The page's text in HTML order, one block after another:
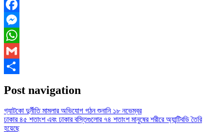
Facebook
Messenger
WhatsApp
Gmail
Post navigation
গ্যাটকো দুর্নীতি মামলার অভিযোগ গঠন শুনানি ১৮ নভেম্বর
ঢাকার ৪৫ শতাংশ এবং ঢাকার বস্তিগুলোর ৭৪ শতাংশ মানুষের শরীরে অ্যান্টিবডি তৈরি
হয়েছে